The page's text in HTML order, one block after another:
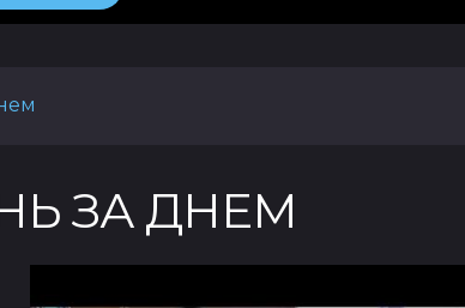
ЗА ДНЕМ